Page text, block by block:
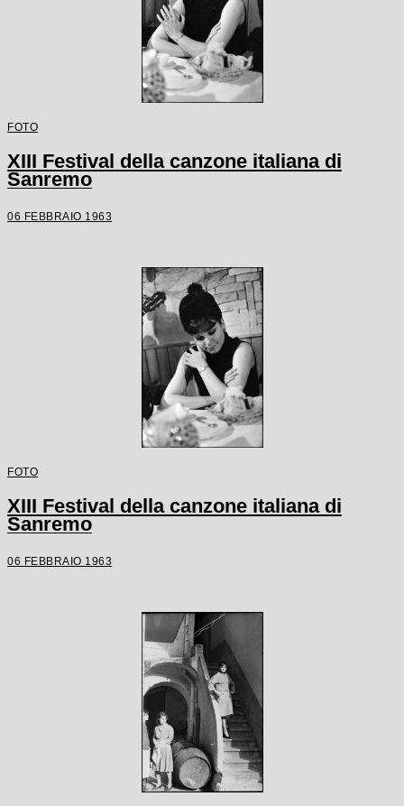
FOTO
XIII Festival della canzone italiana di
Sanremo
06 FEBBRAIO 1963
FOTO
XIII Festival della canzone italiana di
Sanremo
06 FEBBRAIO 1963